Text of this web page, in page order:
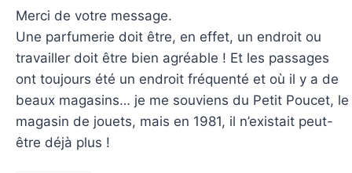
Merci de votre message.
Une parfumerie doit être, en effet, un endroit ou
travailler doit être bien agréable ! Et les passages
ont toujours été un endroit fréquenté et où il y a de
beaux magasins… je me souviens du Petit Poucet, le
magasin de jouets, mais en 1981, il n’existait peut-
être déjà plus !